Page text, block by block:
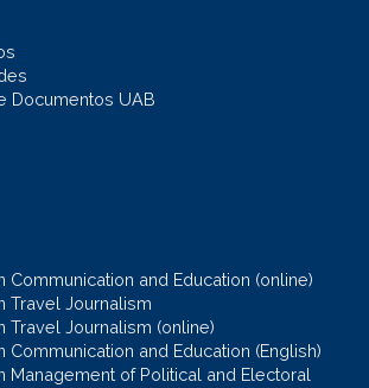
Documentos UAB
Communication and Education (online)
Travel Journalism
Travel Journalism (online)
Communication and Education (English)
Management of Political and Electoral